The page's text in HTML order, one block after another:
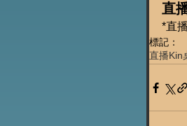
直
*直
標記：
直播Kin